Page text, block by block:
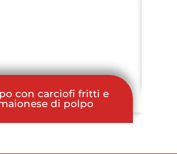
con carciofi fritti e
di polpo